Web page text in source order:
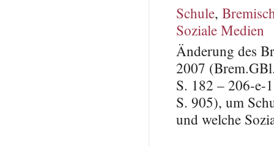
Schule,
Soziale Medien
Änderung des
2007
S. 182 – 206-e-
S. 905), um
und welche